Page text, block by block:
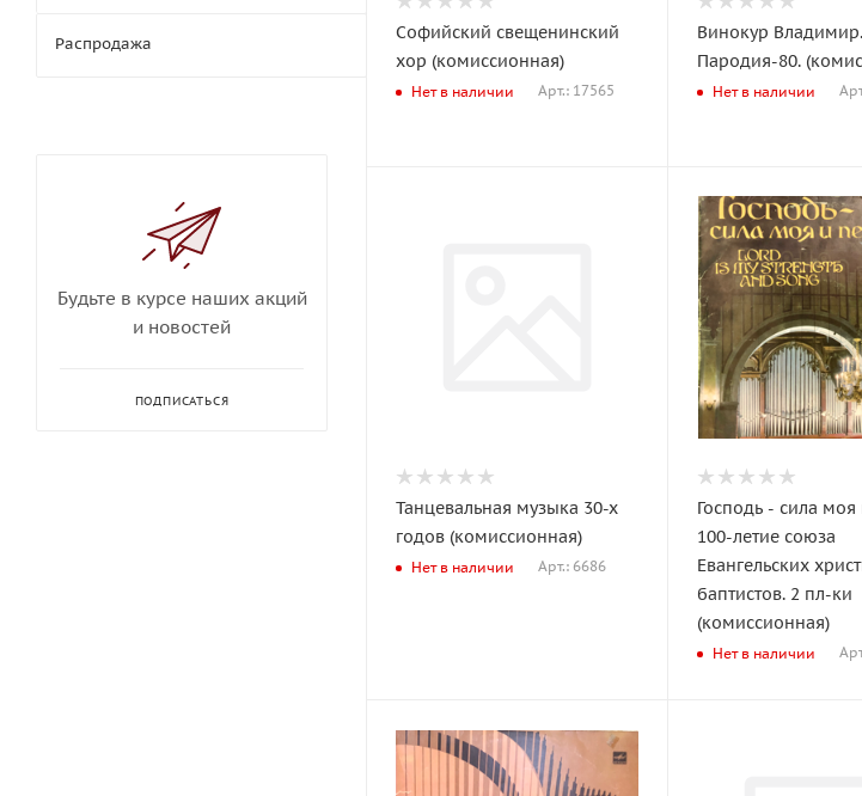
Софийский свещенинский
хор (комиссионная)
Нет в наличии Арт.: 17565
Винокур Владимир.
Пародия-80.
Нет в наличии
Танцевальная музыка 30-х
годов (комиссионная)
Нет в наличии Арт.: 6686
Господь - сила моя
100-летие союза
Евангельских
баптистов. 2 пл-ки
(комиссионная)
Нет в наличии
Распродажа
Будьте в курсе наших акций
и новостей
ПОДПИСАТЬСЯ